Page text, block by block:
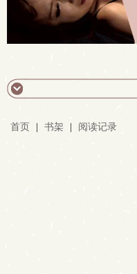
首页 书架 阅读记录